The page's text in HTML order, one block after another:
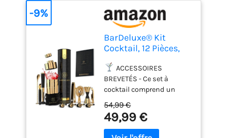
BarDeluxe® Kit
Cocktail, 12 Pièces,
Professionnel |
Shaker Cocktail
750ml, Acier
Inoxydable | Cocktail
Shaker Kit, Kit
Barman, Cocktail Kit
| Set de Cocktail |
ACCESSOIRES
BREVETÉS - Ce set à
cocktail comprend un
doseur à cocktail et un
pilon à cocktail brevetés,
dotés de manche ou
surface caoutchoutés
54,99 €
49,99 €
-9%